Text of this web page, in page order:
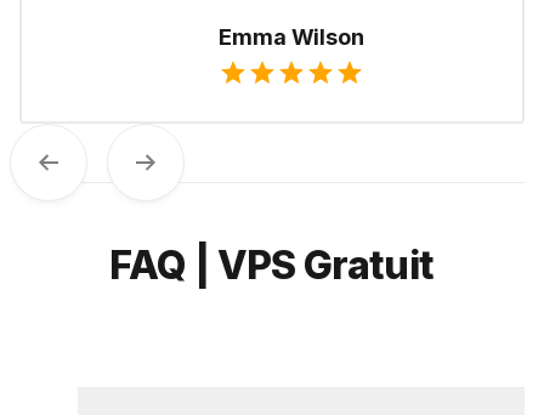
Emma Wilson
Previous Next
FAQ | VPS Gratuit